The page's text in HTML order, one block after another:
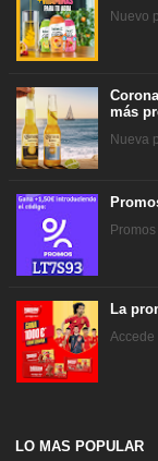
Nuevo
más
Nueva
Promos
La
Accede
LO MAS POPULAR